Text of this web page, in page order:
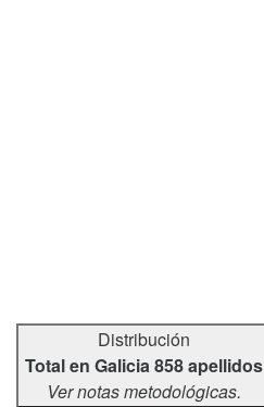
Distribución
Total en Galicia 858 apellidos
Ver notas metodológicas.